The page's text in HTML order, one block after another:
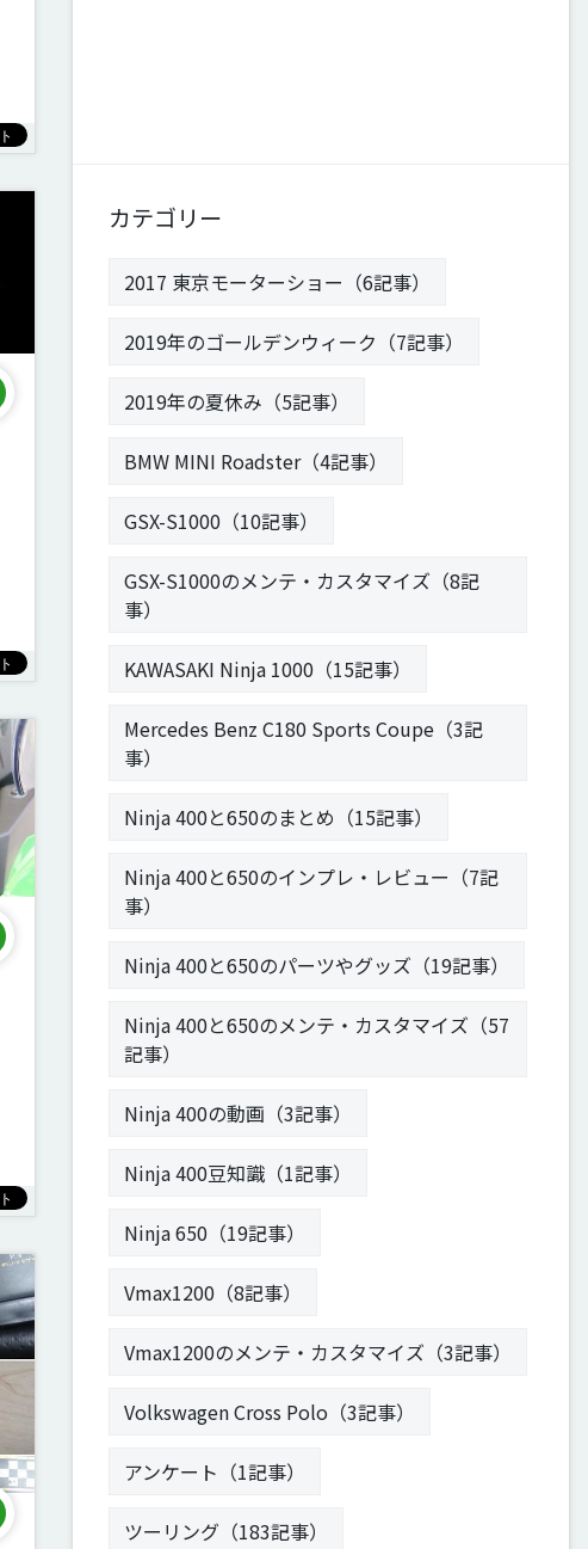
カテゴリー
2017 東京モーターショー（6記事）
2019年のゴールデンウィーク（7記事）
2019年の夏休み（5記事）
BMW MINI Roadster（4記事）
GSX-S1000（10記事）
GSX-S1000のメンテ・カスタマイズ（8記
事）
KAWASAKI Ninja 1000（15記事）
Mercedes Benz C180 Sports Coupe（3記
事）
Ninja 400と650のまとめ（15記事）
Ninja 400と650のインプレ・レビュー（7記
事）
Ninja 400と650のパーツやグッズ（19記事）
Ninja 400と650のメンテ・カスタマイズ（57
記事）
Ninja 400の動画（3記事）
Ninja 400豆知識（1記事）
Ninja 650（19記事）
Vmax1200（8記事）
Vmax1200のメンテ・カスタマイズ（3記事）
Volkswagen Cross Polo（3記事）
アンケート（1記事）
ツーリング（183記事）